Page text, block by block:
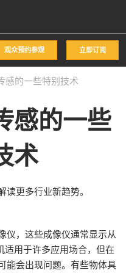
观众预约参观 立即订阅
感的一些特别技术
感的一些
术
更多行业新趋势。
仪，这些成像仪通常显示从
用于许多应用场合，但在
能会出现问题。有些物体具